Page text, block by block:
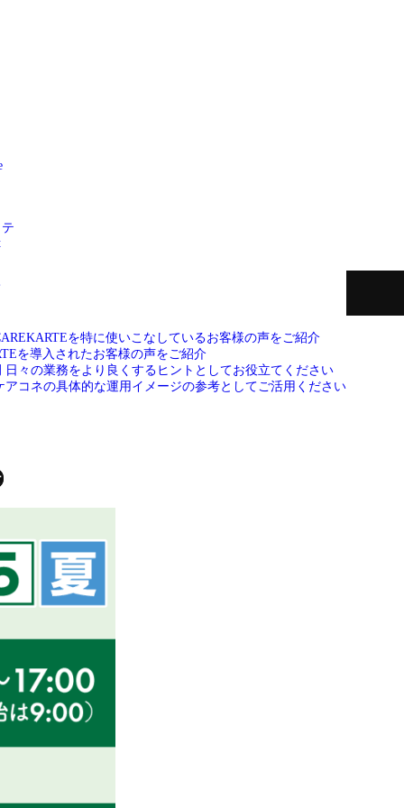
を特に使いこなしているお客様の声をご紹介
を導入されたお客様の声をご紹介
日々の業務をより良くするヒントとしてお役立てください
アコネの具体的な運用イメージの参考としてご活用ください